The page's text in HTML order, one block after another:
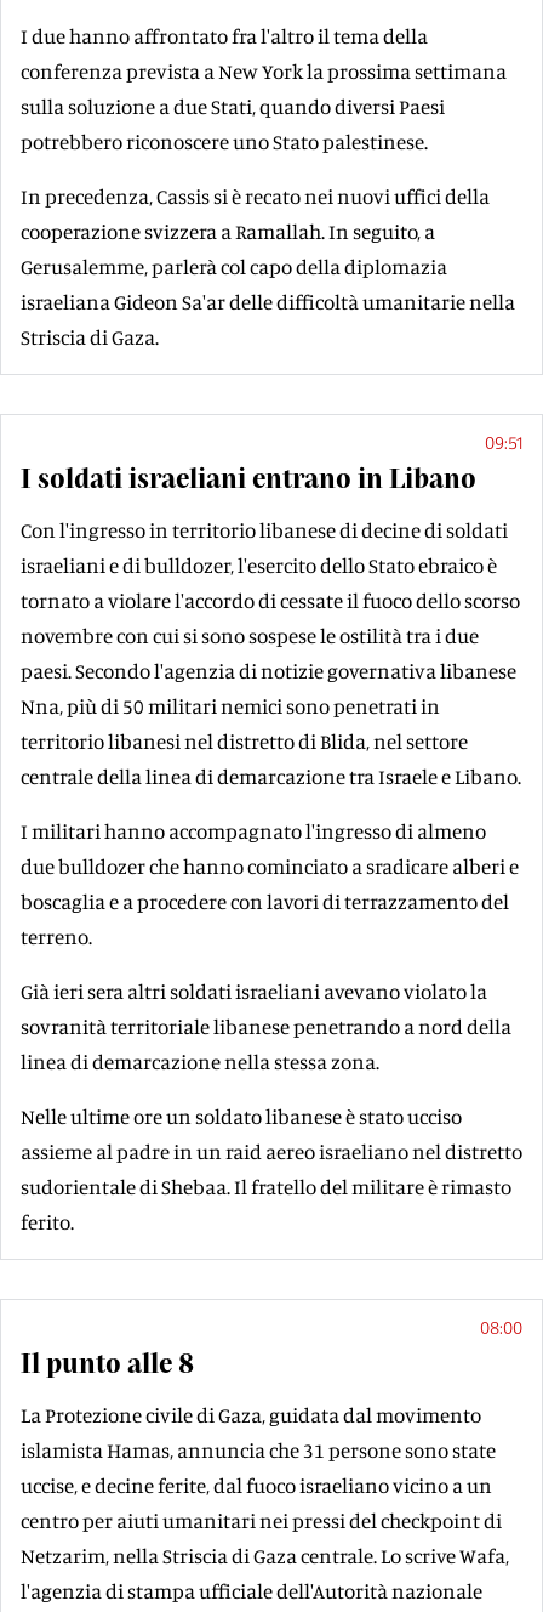
I due hanno affrontato fra l'altro il tema della
conferenza prevista a New York la prossima settimana
sulla soluzione a due Stati, quando diversi Paesi
potrebbero riconoscere uno Stato palestinese.
In precedenza, Cassis si è recato nei nuovi uffici della
cooperazione svizzera a Ramallah. In seguito, a
Gerusalemme, parlerà col capo della diplomazia
israeliana Gideon Sa'ar delle difficoltà umanitarie nella
Striscia di Gaza.
09:51
I soldati israeliani entrano in Libano
Con l'ingresso in territorio libanese di decine di soldati
israeliani e di bulldozer, l'esercito dello Stato ebraico è
tornato a violare l'accordo di cessate il fuoco dello scorso
novembre con cui si sono sospese le ostilità tra i due
paesi. Secondo l'agenzia di notizie governativa libanese
Nna, più di 50 militari nemici sono penetrati in
territorio libanesi nel distretto di Blida, nel settore
centrale della linea di demarcazione tra Israele e Libano.
I militari hanno accompagnato l'ingresso di almeno
due bulldozer che hanno cominciato a sradicare alberi e
boscaglia e a procedere con lavori di terrazzamento del
terreno.
Già ieri sera altri soldati israeliani avevano violato la
sovranità territoriale libanese penetrando a nord della
linea di demarcazione nella stessa zona.
Nelle ultime ore un soldato libanese è stato ucciso
assieme al padre in un raid aereo israeliano nel distretto
sudorientale di Shebaa. Il fratello del militare è rimasto
ferito.
08:00
Il punto alle 8
La Protezione civile di Gaza, guidata dal movimento
islamista Hamas, annuncia che 31 persone sono state
uccise, e decine ferite, dal fuoco israeliano vicino a un
centro per aiuti umanitari nei pressi del checkpoint di
Netzarim, nella Striscia di Gaza centrale. Lo scrive Wafa,
l'agenzia di stampa ufficiale dell'Autorità nazionale